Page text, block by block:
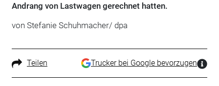
Andrang von Lastwagen gerechnet hatten.
von Stefanie Schuhmacher/ dpa
Teilen Trucker bei Google bevorzugen